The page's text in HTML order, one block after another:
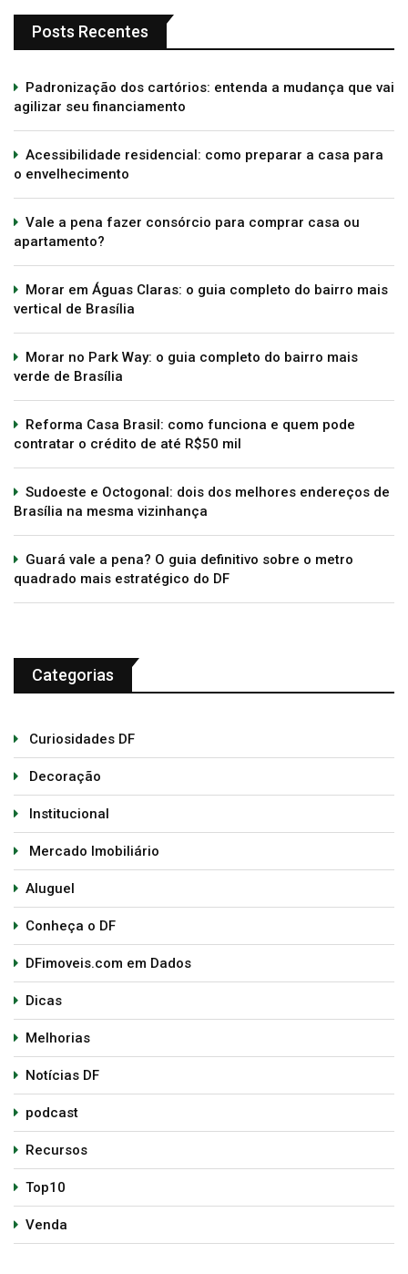
Posts Recentes
Padronização dos cartórios: entenda a mudança que vai
agilizar seu financiamento
Acessibilidade residencial: como preparar a casa para
o envelhecimento
Vale a pena fazer consórcio para comprar casa ou
apartamento?
Morar em Águas Claras: o guia completo do bairro mais
vertical de Brasília
Morar no Park Way: o guia completo do bairro mais
verde de Brasília
Reforma Casa Brasil: como funciona e quem pode
contratar o crédito de até R$50 mil
Sudoeste e Octogonal: dois dos melhores endereços de
Brasília na mesma vizinhança
Guará vale a pena? O guia definitivo sobre o metro
quadrado mais estratégico do DF
Categorias
Curiosidades DF
Decoração
Institucional
Mercado Imobiliário
Aluguel
Conheça o DF
DFimoveis.com em Dados
Dicas
Melhorias
Notícias DF
podcast
Recursos
Top10
Venda